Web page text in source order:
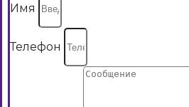
Имя
Телефон